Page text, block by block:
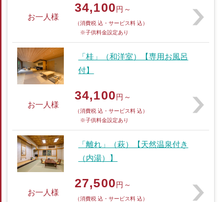
お一人様
34,100円～
（消費税 込・サービス料 込）
※子供料金設定あり
「桂」（和洋室）【専用お風呂
付】
お一人様
34,100円～
（消費税 込・サービス料 込）
※子供料金設定あり
「離れ」（萩）【天然温泉付き
（内湯）】
お一人様
27,500円～
（消費税 込・サービス料 込）